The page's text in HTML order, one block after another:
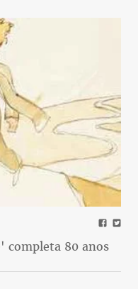
completa 80 anos